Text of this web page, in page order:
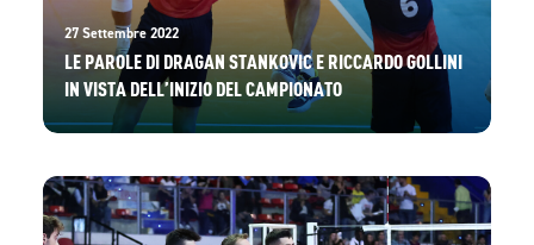
27 Settembre 2022
LE PAROLE DI DRAGAN STANKOVIC E RICCARDO GOLLINI
IN VISTA DELL’INIZIO DEL CAMPIONATO